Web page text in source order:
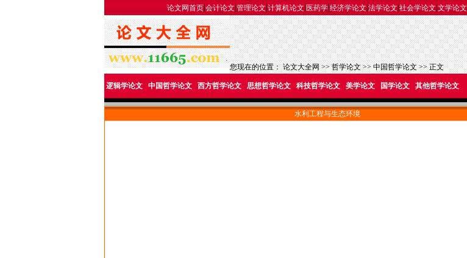
论文网首页|会计论文|管理论文|计算机论文| 医药学|经济学论文|法学论文|社会学论文|文学论文
您现在的位置：论文大全网>>哲学论文>>中国哲学论文>> 正文
逻辑学论文 中国哲学论文 西方哲学论文 思想哲学论文 科技哲学论文 美学论文 国学论文 其他哲学论文
水利工程与生态环境